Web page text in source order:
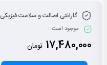
گارانتی اصالت و سلامت فیزیکی
موجود است
17,480,000 تومان